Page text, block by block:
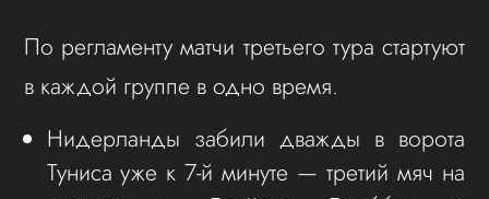
По регламенту матчи третьего тура стартуют
в каждой группе в одно время.
Нидерланды забили дважды в ворота
Туниса уже к 7-й минуте — третий мяч на